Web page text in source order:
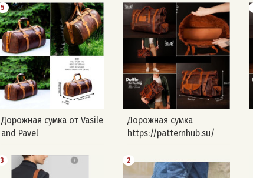
5
Дорожная сумка от Vasile
and Pavel
Дорожная сумка
https://patternhub.su/
3 2